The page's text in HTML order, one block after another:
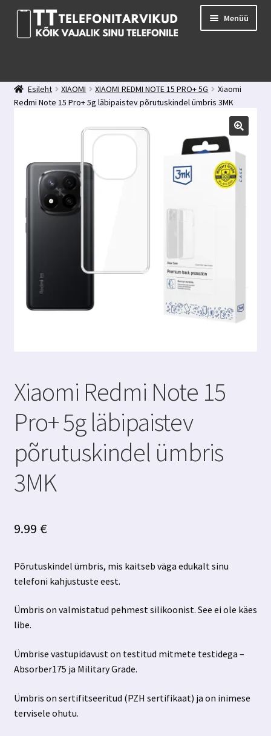
Liigu
navigeerimisele
Liigu
juurde
Menüü
Minu konto
Tagasiside
Esileht XIAOMI XIAOMI REDMI NOTE 15 PRO+ 5G
Xiaomi
Redmi Note 15 Pro+ 5g läbipaistev põrutuskindel ümbris 3MK
Xiaomi Redmi Note 15
Pro+ 5g läbipaistev
põrutuskindel ümbris
3MK
9.99 €
Põrutuskindel ümbris, mis kaitseb väga edukalt sinu
telefoni kahjustuste eest.
Ümbris on valmistatud pehmest silikoonist. See ei ole käes
libe.
Ümbrise vastupidavust on testitud mitmete testidega –
Absorber175 ja Military Grade.
Ümbris on sertifitseeritud (PZH sertifikaat) ja on inimese
tervisele ohutu.